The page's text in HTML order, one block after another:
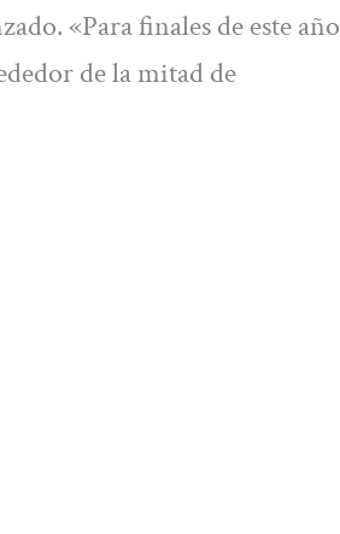
«Para finales de este año
de la mitad de